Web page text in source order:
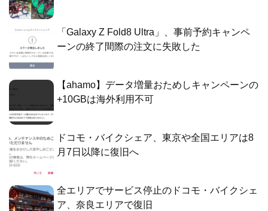
「Galaxy Z Fold8 Ultra」、事前予約キャンペ
ーンの終了間際の注文に失敗した
【ahamo】データ増量おためしキャンペーンの
+10GBは海外利用不可
ドコモ・バイクシェア、東京や全国エリアは8
月7日以降に復旧へ
全エリアでサービス停止のドコモ・バイクシェ
ア、奈良エリアで復旧